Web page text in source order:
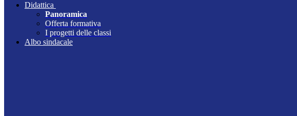
Didattica
Panoramica
Offerta formativa
I progetti delle classi
Albo sindacale